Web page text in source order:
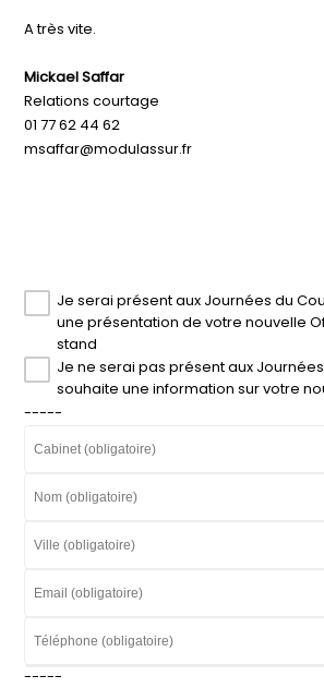
A très vite.
Mickael Saffar
Relations courtage
01 77 62 44 62
msaffar@modulassur.fr
Je serai présent aux Journées du
une présentation de votre nouvelle
stand
Je ne serai pas présent aux
souhaite une information sur votre
-----
-----